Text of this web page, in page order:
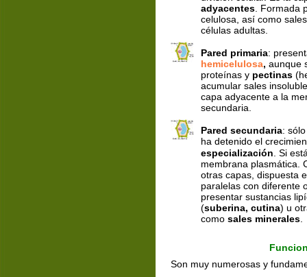
adyacentes. Formada
celulosa, así como
células adultas.
Pared primaria:
hemicelulosa, aunque
proteínas y pectinas
acumular sales
capa adyacente a la
secundaria.
Pared secundaria:
ha detenido el
especialización . Si
membrana plasmática.
otras capas, dispuesta
paralelas con diferente
presentar sustancias
(suberina, cutina) u
como sales minerales.
Son muy numerosas y